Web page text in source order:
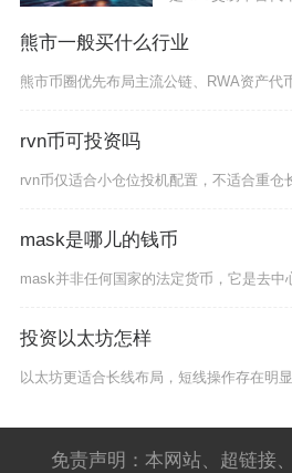
熊市一般买什么行业
rvn币可投资吗
mask是哪儿的钱币
投资以太坊怎样
免责声明：本网站、超链接